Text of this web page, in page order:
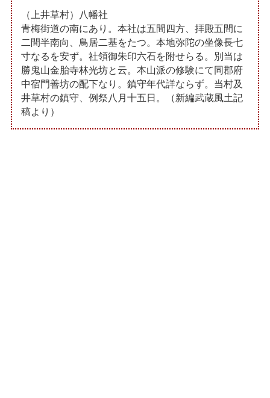
（上井草村）八幡社
青梅街道の南にあり。本社は五間四方、拝殿五間に
二間半南向、鳥居二基をたつ。本地弥陀の坐像長七
寸なるを安ず。社領御朱印六石を附せらる。別当は
勝鬼山金胎寺林光坊と云。本山派の修験にて同郡府
中宿門善坊の配下なり。鎮守年代詳ならず。当村及
井草村の鎮守、例祭八月十五日。（新編武蔵風土記
稿より）